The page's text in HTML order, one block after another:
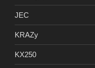
JEC
KRAZy
KX250